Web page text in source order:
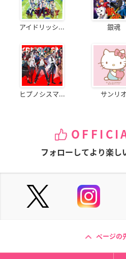
アイドリッシ... 銀魂
ヒプノシスマ... サンリオ
フォローしてより楽し
ページの